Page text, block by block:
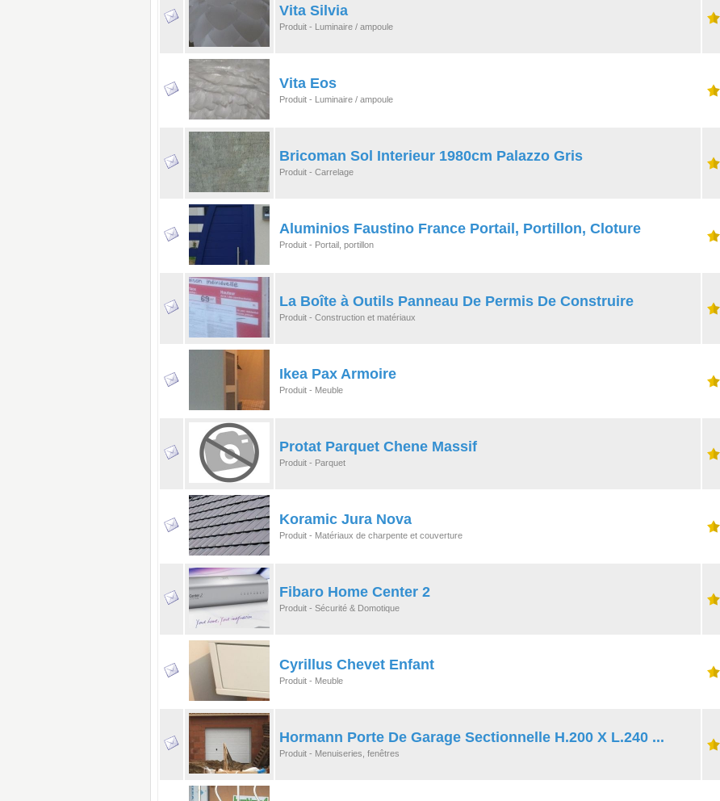
Vita Silvia
Produit - Luminaire / ampoule
Vita Eos
Produit - Luminaire / ampoule
Bricoman Sol Interieur 1980cm Palazzo Gris
Produit - Carrelage
Aluminios Faustino France Portail, Portillon, Cloture
Produit - Portail, portillon
La Boîte à Outils Panneau De Permis De Construire
Produit - Construction et matériaux
Ikea Pax Armoire
Produit - Meuble
Protat Parquet Chene Massif
Produit - Parquet
Koramic Jura Nova
Produit - Matériaux de charpente et couverture
Fibaro Home Center 2
Produit - Sécurité & Domotique
Cyrillus Chevet Enfant
Produit - Meuble
Hormann Porte De Garage Sectionnelle H.200 X L.240 ...
Produit - Menuiseries, fenêtres